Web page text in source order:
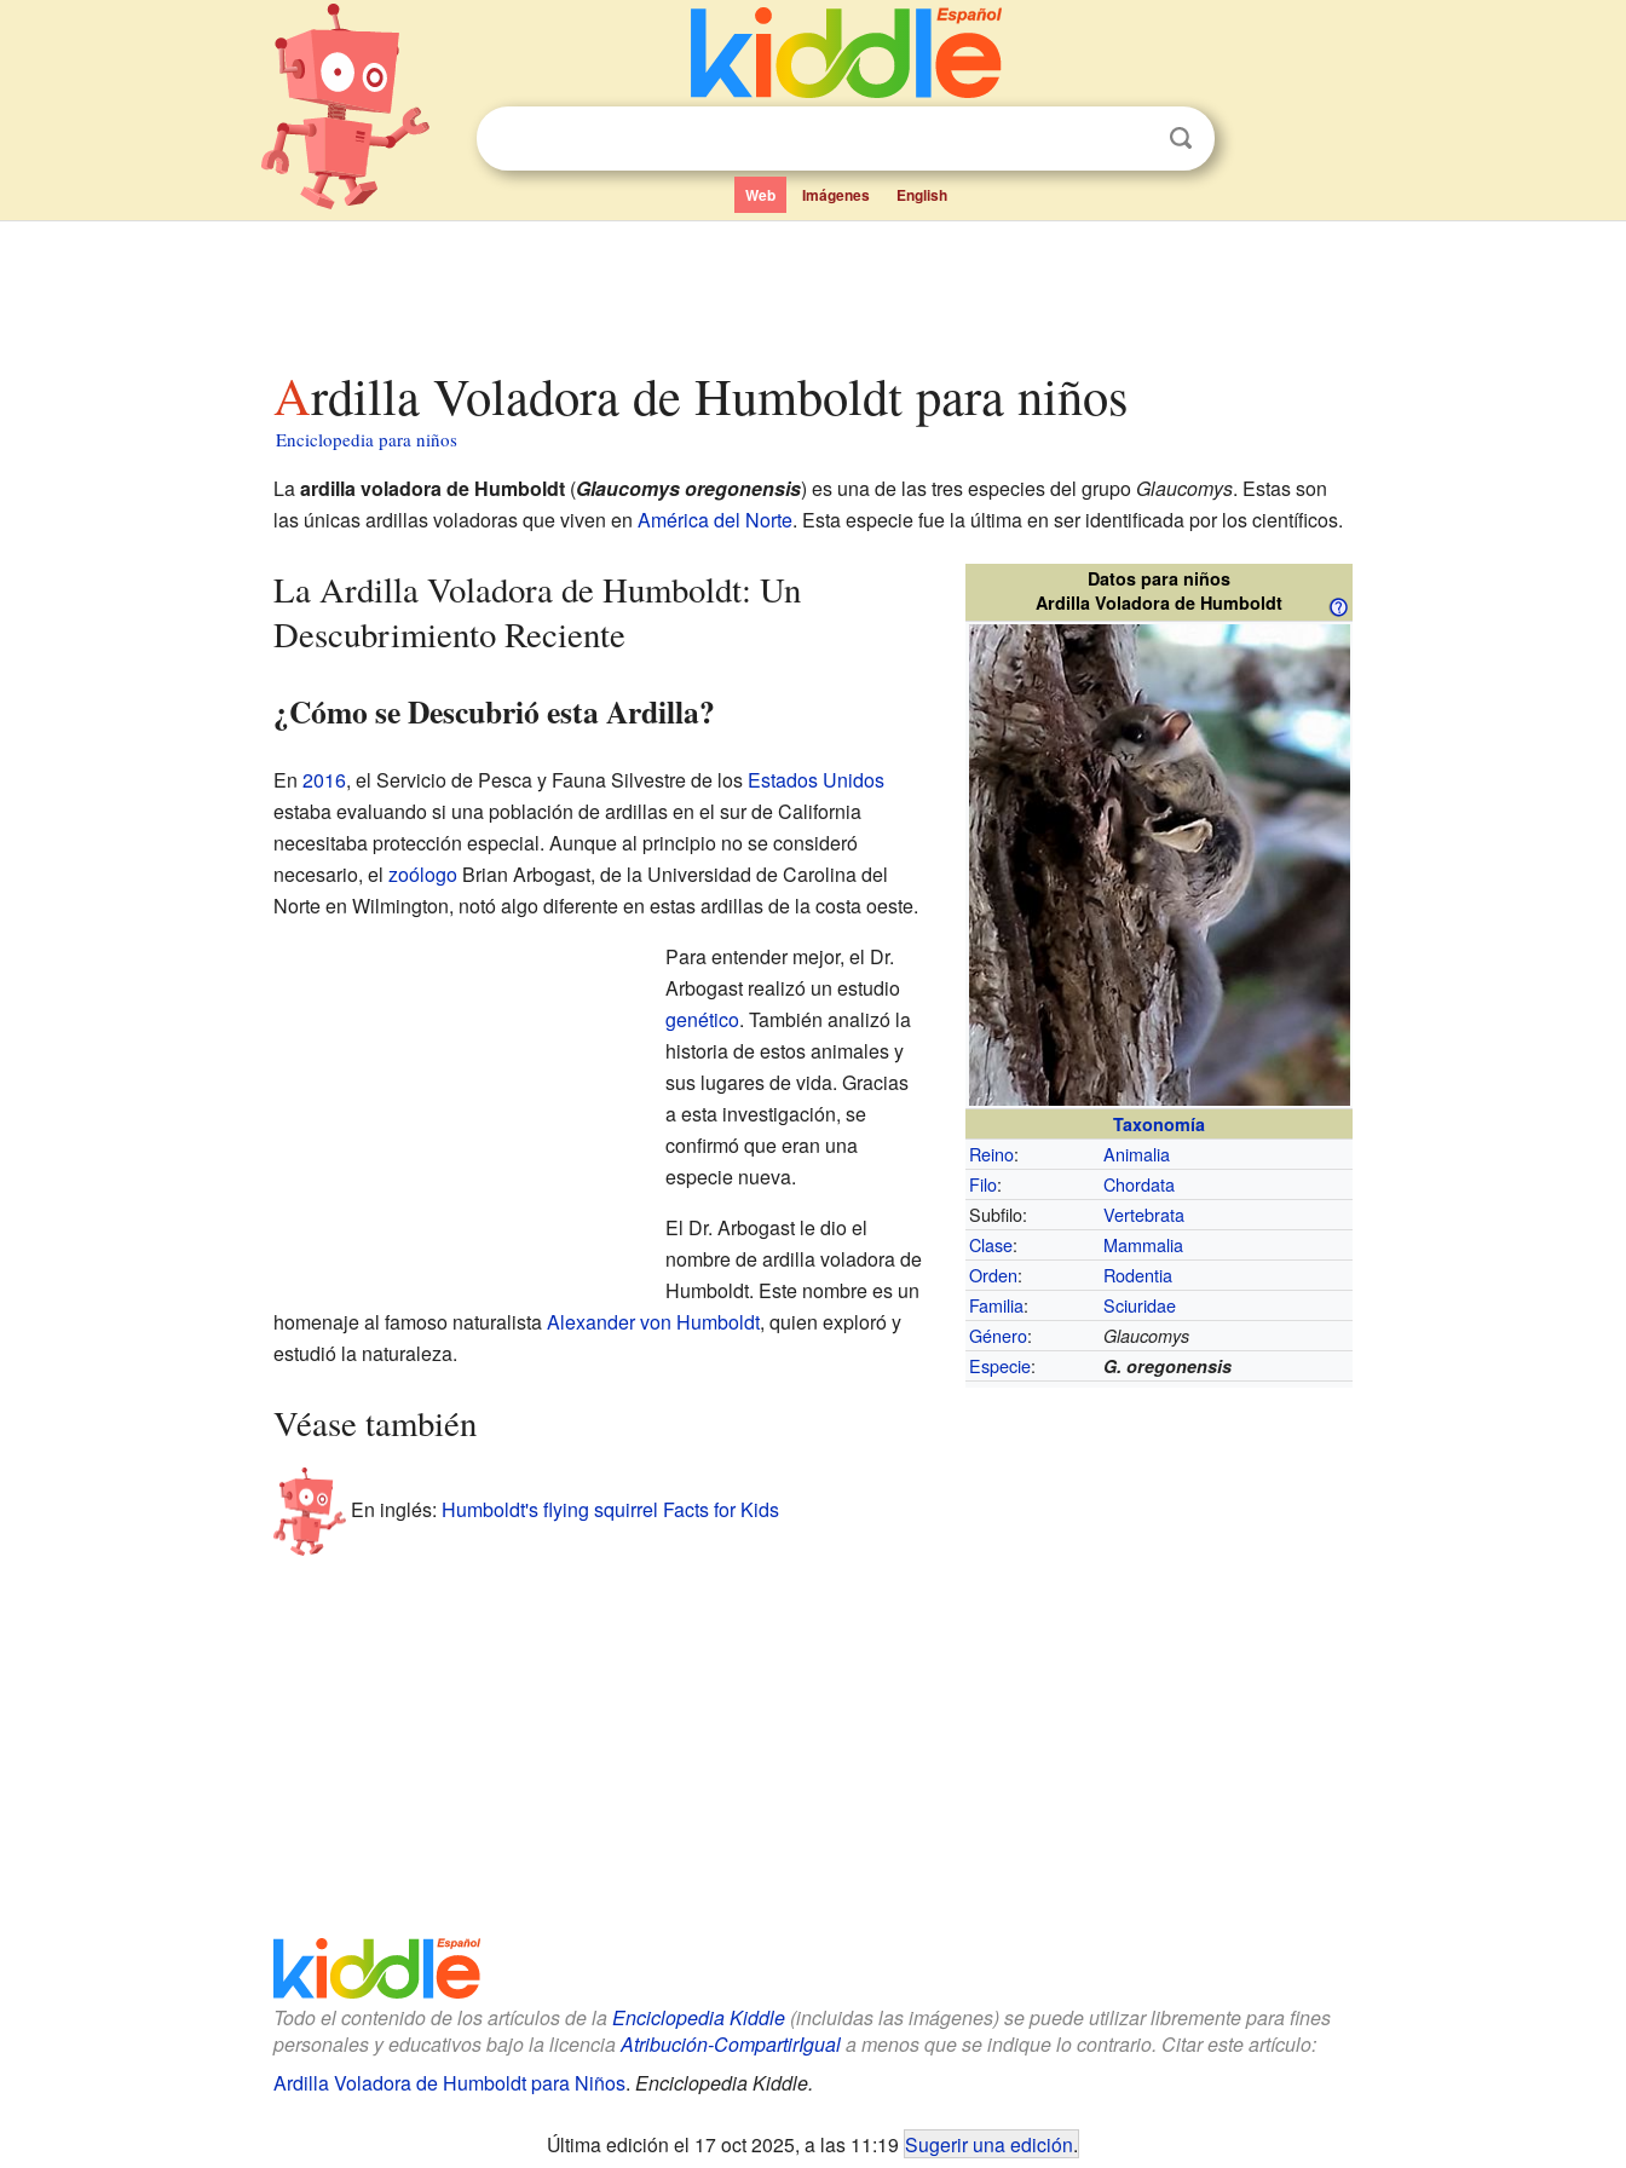
Web Imágenes English
Ardilla Voladora de Humboldt para niños
Enciclopedia para niños
Laardilla voladora de Humboldt(Glaucomys oregonensis) es una de las tres especies del grupo Glaucomys. Estas son
las únicas ardillas voladoras que viven en América del Norte. Esta especie fue la última en ser identificada por los científicos.
Datos para niños
Ardilla Voladora de Humboldt
Taxonomía
Reino:
Animalia
Filo:
Chordata
Subfilo:
Vertebrata
Clase:
Mammalia
Orden:
Rodentia
Familia:
Sciuridae
Género: Glaucomys
Especie: G. oregonensis
La Ardilla Voladora de Humboldt: Un
Descubrimiento Reciente
¿Cómo se Descubrió esta Ardilla?
En 2016, el Servicio de Pesca y Fauna Silvestre de los Estados Unidos
estaba evaluando si una población de ardillas en el sur de California
necesitaba protección especial. Aunque al principio no se consideró
necesario, el zoólogoBrian Arbogast, de la Universidad de Carolina del
Norte en Wilmington, notó algo diferente en estas ardillas de la costa oeste.
Para entender mejor, el Dr.
Arbogast realizó un estudio
genético. También analizó la
historia de estos animales y
sus lugares de vida. Gracias
a esta investigación, se
confirmó que eran una
especie nueva.
El Dr. Arbogast le dio el
nombre de ardilla voladora de
Humboldt. Este nombre es un
homenaje al famoso naturalistaAlexander von Humboldt, quien exploró y
estudió la naturaleza.
Véase también
En inglés: Humboldt's flying squirrel Facts for Kids
Todo el contenido de los artículos de la Enciclopedia Kiddle(incluidas las imágenes) se puede utilizar libremente para fines
personales y educativos bajo la licenciaAtribución-CompartirIguala menos que se indique lo contrario. Citar este artículo:
Ardilla Voladora de Humboldt para Niños. Enciclopedia Kiddle.
Última edición el 17 oct 2025, a las 11:19 Sugerir una edición.